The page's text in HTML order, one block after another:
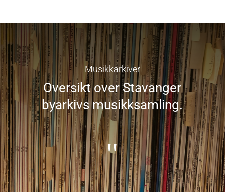
Musikkarkiver
Oversikt over Stavanger
byarkivs musikksamling.
"